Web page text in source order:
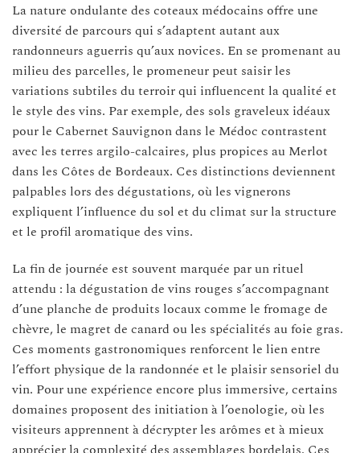
La nature ondulante des coteaux médocains offre une
diversité de parcours qui s’adaptent autant aux
randonneurs aguerris qu’aux novices. En se promenant au
milieu des parcelles, le promeneur peut saisir les
variations subtiles du terroir qui influencent la qualité et
le style des vins. Par exemple, des sols graveleux idéaux
pour le Cabernet Sauvignon dans le Médoc contrastent
avec les terres argilo-calcaires, plus propices au Merlot
dans les Côtes de Bordeaux. Ces distinctions deviennent
palpables lors des dégustations, où les vignerons
expliquent l’influence du sol et du climat sur la structure
et le profil aromatique des vins.
La fin de journée est souvent marquée par un rituel
attendu : la dégustation de vins rouges s’accompagnant
d’une planche de produits locaux comme le fromage de
chèvre, le magret de canard ou les spécialités au foie gras.
Ces moments gastronomiques renforcent le lien entre
l’effort physique de la randonnée et le plaisir sensoriel du
vin. Pour une expérience encore plus immersive, certains
domaines proposent des initiation à l’oenologie, où les
visiteurs apprennent à décrypter les arômes et à mieux